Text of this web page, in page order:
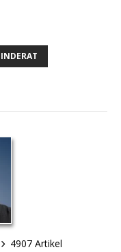
4907 Artikel